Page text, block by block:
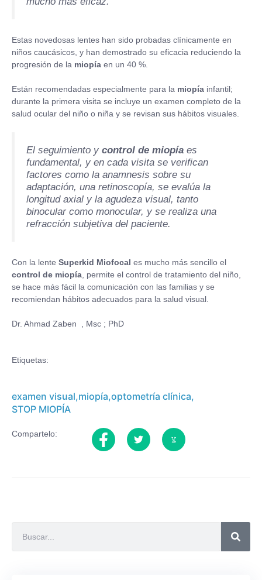
Estas novedosas lentes han sido probadas clínicamente en
niños caucásicos, y han demostrado su eficacia reduciendo la
progresión de la miopía en un 40 %.
Están recomendadas especialmente para la miopía infantil;
durante la primera visita se incluye un examen completo de la
salud ocular del niño o niña y se revisan sus hábitos visuales.
El seguimiento y control de miopía es
fundamental, y en cada visita se verifican
factores como la anamnesis sobre su
adaptación, una retinoscopía, se evalúa la
longitud axial y la agudeza visual, tanto
binocular como monocular, y se realiza una
refracción subjetiva del paciente.
Con la lente Superkid Miofocal es mucho más sencillo el
control de miopía , permite el control de tratamiento del niño,
se hace más fácil la comunicación con las familias y se
recomiendan hábitos adecuados para la salud visual.
Dr. Ahmad Zaben , Msc ; PhD
Etiquetas:
examen visual,miopía,optometría clínica,
STOP MIOPÍA
Compartelo: